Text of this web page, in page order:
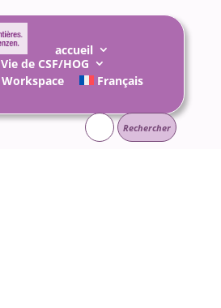
accueil
Vie de CSF/HOG
Workspace
Français
Rechercher :